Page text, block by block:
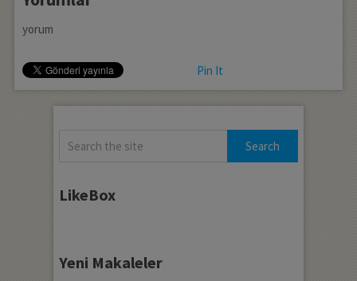
yorum
Pin It
LikeBox
Yeni Makaleler